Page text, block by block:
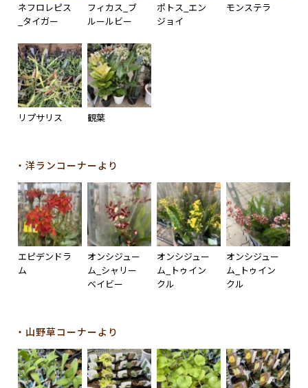
ネフロレピス
_タイガー
フィカス_ブ
ルールビー
ポトス_エン
ジョイ
モンステラ
リプサリス 観葉
・洋ランコーナーより
エピデンドラ
ム
オンシジュー
ム_シャリー
ベイビー
オンシジュー
ム_トゥイン
クル
オンシジュー
ム_トゥイン
クル
・山野草コーナーより